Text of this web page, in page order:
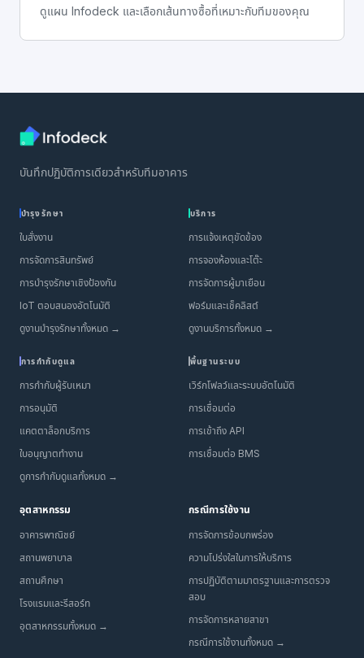
ดูแผน Infodeck และเลือกเส้นทางซื้อที่เหมาะกับทีมของคุณ
บันทึกปฏิบัติการเดียวสำหรับทีมอาคาร
บำรุงรักษา
ใบสั่งงาน
การจัดการสินทรัพย์
การบำรุงรักษาเชิงป้องกัน
IoT ตอบสนองอัตโนมัติ
ดูงานบำรุงรักษาทั้งหมด →
บริการ
การแจ้งเหตุขัดข้อง
การจองห้องและโต๊ะ
การจัดการผู้มาเยือน
ฟอร์มและเช็คลิสต์
ดูงานบริการทั้งหมด →
การกำกับดูแล
การกำกับผู้รับเหมา
การอนุมัติ
แคตตาล็อกบริการ
ใบอนุญาตทำงาน
ดูการกำกับดูแลทั้งหมด →
พื้นฐานระบบ
เวิร์กโฟลว์และระบบอัตโนมัติ
การเชื่อมต่อ
การเข้าถึง API
การเชื่อมต่อ BMS
อุตสาหกรรม
อาคารพาณิชย์
สถานพยาบาล
สถานศึกษา
โรงแรมและรีสอร์ท
อุตสาหกรรมทั้งหมด →
กรณีการใช้งาน
การจัดการข้อบกพร่อง
ความโปร่งใสในการให้บริการ
การปฏิบัติตามมาตรฐานและการตรวจ
สอบ
การจัดการหลายสาขา
กรณีการใช้งานทั้งหมด →